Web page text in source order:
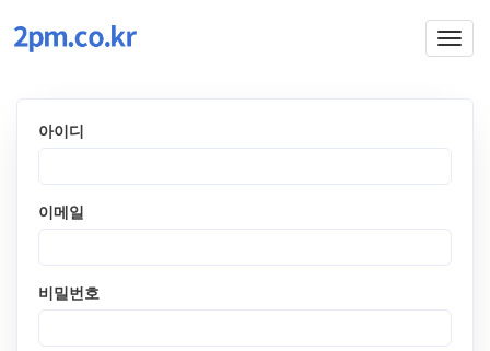
아이디
이메일
비밀번호